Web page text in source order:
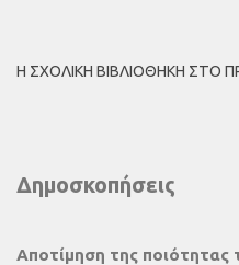
Η ΣΧΟΛΙΚΉ ΒΙΒΛΙΟΘΉΚΗ ΣΤΟ
Δημοσκοπήσεις
Αποτίμηση της